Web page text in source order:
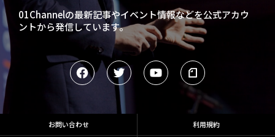
01Channelの最新記事やイベント情報などを公式アカウ
ントから発信しています。
お問い合わせ 利用規約